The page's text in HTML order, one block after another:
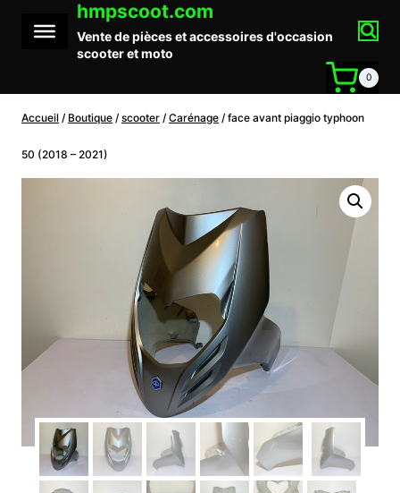
contenu
hmpscoot.com
Vente de pièces et accessoires d'occasion
scooter et moto
0
Accueil / Boutique / scooter / Carénage / face avant piaggio typhoon
50 (2018 – 2021)